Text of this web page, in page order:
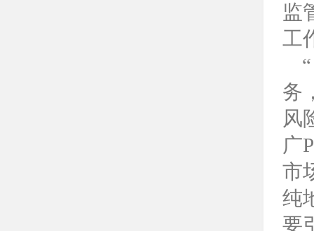
监
工
务
风
广
市
纯
要